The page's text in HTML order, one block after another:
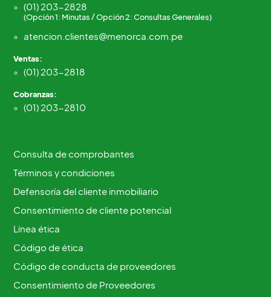
(01) 203-2828
(Opción 1: Minutas / Opción 2: Consultas Generales)
atencion.clientes@menorca.com.pe
Ventas:
(01) 203-2818
Cobranzas:
(01) 203-2810
Consulta de comprobantes
Términos y condiciones
Defensoría del cliente inmobiliario
Consentimiento de cliente potencial
Línea ética
Código de ética
Código de conducta de proveedores
Consentimiento de Proveedores